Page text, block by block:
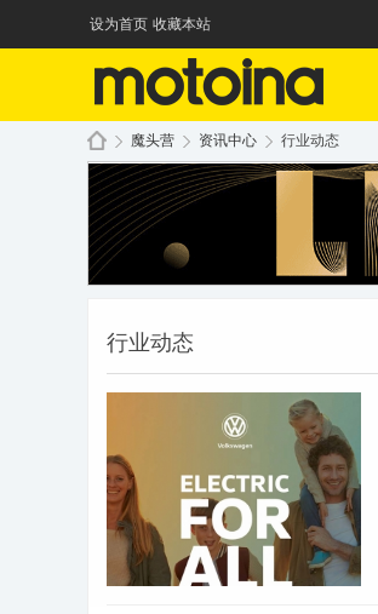
设为首页 收藏本站
魔 ›
魔头营
›
资讯中心 行业动态
行业动态